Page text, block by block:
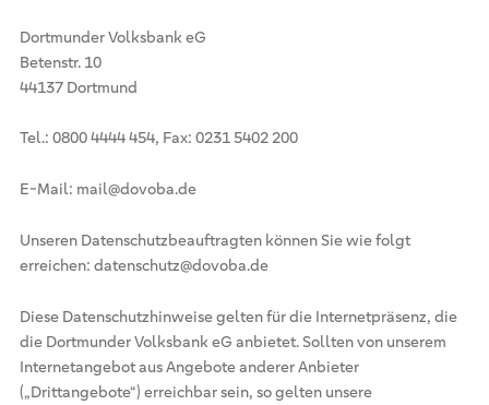
Dortmunder Volksbank eG
Betenstr. 10
44137 Dortmund
Tel.: 0800 4444 454, Fax: 0231 5402 200
E-Mail: mail@dovoba.de
Unseren Datenschutzbeauftragten können Sie wie folgt
erreichen: datenschutz@dovoba.de
Diese Datenschutzhinweise gelten für die Internetpräsenz, die
die Dortmunder Volksbank eG anbietet. Sollten von unserem
Internetangebot aus Angebote anderer Anbieter
(„Drittangebote“) erreichbar sein, so gelten unsere